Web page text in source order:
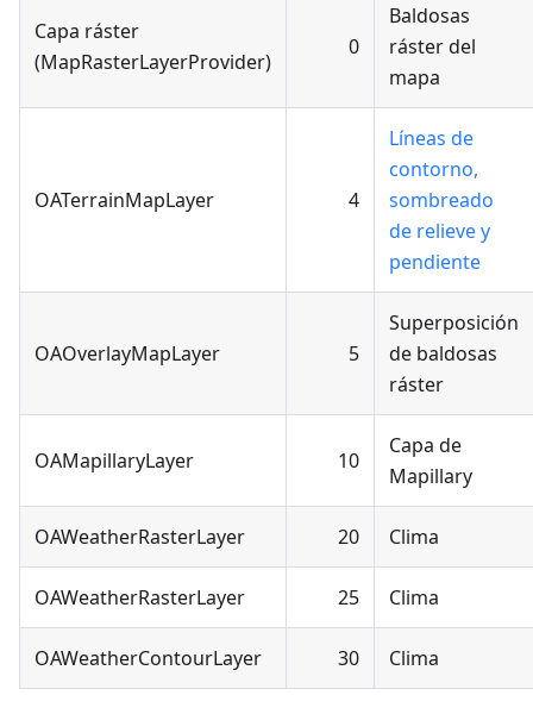
Capa ráster
(MapRasterLayerProvider)
0
Baldosas
ráster del
mapa
OATerrainMapLayer 4
Líneas de
contorno,
sombreado
de relieve y
pendiente
OAOverlayMapLayer 5
Superposición
de baldosas
ráster
OAMapillaryLayer 10
Capa de
Mapillary
OAWeatherRasterLayer 20 Clima
OAWeatherRasterLayer 25 Clima
OAWeatherContourLayer 30 Clima